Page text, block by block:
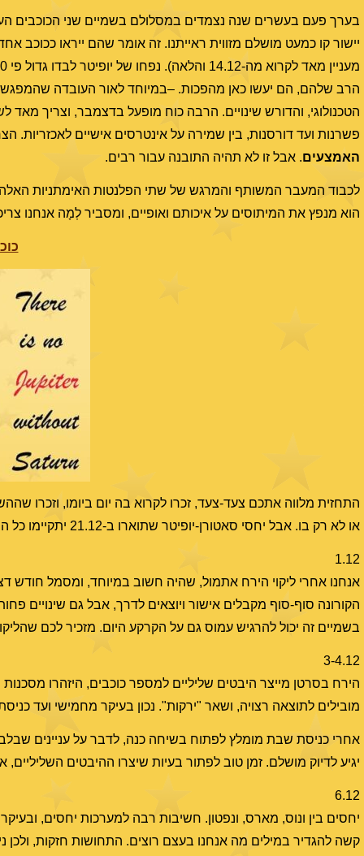
בערך פעם בעשרים שנה נצמדים במסלולם בשמיים שני הכוכבים
יישור קו כמעט מושלם מזווית ראייתנו. זה אומר שהם ייראו ככוכב אחד ענק
הרב שלהם, הם יעשו כאן מהפכות. –במיוחד לאור העובדה
הטכנולוגי, והדורש שינויים. הרבה כוח מופעל בדצמבר, וצריך
פשרנות ועד דורסנות, בין שמירה על אינטרסים אישיים
האמצעים. אבל זו לא תהיה התובנה עבור רבים.
הוא מנפץ את המיתוסים על איכותם ואופיים, ומסביר לְמָה אנחנו
התחזית מלווה אתכם צעד-צעד, זכרו לקרוא בה יום ביומו, וזכרו
או לא רק בו. אבל יחסי סאטורן-יופיטר שתוארו ב-21.12 יתקיימו כל החודש!
1.12
אנחנו אחרי ליקוי הירח אתמול, שהיה חשוב במיוחד, ומסמל חודש
הקורונה סוף-סוף מקבלים אישור ויוצאים לדרך, אבל גם שינויים
בשמיים זה יכול להרגיש עמוס גם על הקרקע היום. מזכיר לכם
3-4.12
הירח בסרטן מייצר היבטים שליליים למספר כוכבים, היזהרו
מובילים לתוצאה רצויה, ושאר "ירקות". נכון בעיקר מחמישי ועד
אחרי כניסת שבת מומלץ לפתוח בשיחה כנה, לדבר על עניינים
יגיע לדיוק מושלם. זמן טוב לפתור בעיות שיצרו ההיבטים
6.12
יחסים בין ונוס, מארס, ונפטון. חשיבות רבה למערכות יחסים,
קשה להגדיר במילים מה אנחנו בעצם רוצים. התחושות חזקות, ולכן